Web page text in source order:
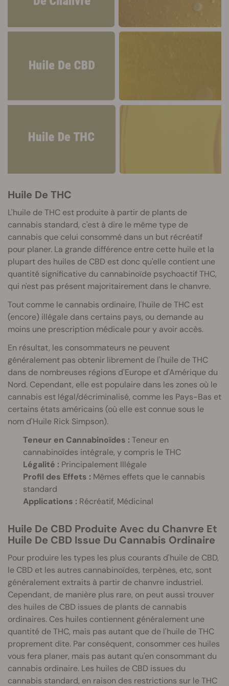
Huile De THC
L'huile de THC est produite à partir de plants de
cannabis standard, c'est à dire le même type de
cannabis que celui consommé dans un but récréatif
pour planer. La grande différence entre cette huile et la
plupart des huiles de CBD est donc qu'elle contient une
quantité significative du cannabinoïde psychoactif THC,
qui n'est pas présent majoritairement dans le chanvre.
Tout comme le cannabis ordinaire, l'huile de THC est
(encore) illégale dans certains pays, ou demande au
moins une prescription médicale pour y avoir accès.
En résultat, les consommateurs ne peuvent
généralement pas obtenir librement de l'huile de THC
dans de nombreuses régions d'Europe et d'Amérique du
Nord. Cependant, elle est populaire dans les zones où le
cannabis est légal/décriminalisé, comme les Pays-Bas et
certains états américains (où elle est connue sous le
nom d'Huile Rick Simpson).
Teneur en Cannabinoïdes : Teneur en
cannabinoïdes intégrale, y compris le THC
Légalité : Principalement Illégale
Profil des Effets : Mêmes effets que le cannabis
standard
Applications : Récréatif, Médicinal
Huile De CBD Produite Avec du Chanvre Et
Huile De CBD Issue Du Cannabis Ordinaire
Pour produire les types les plus courants d'huile de CBD,
le CBD et les autres cannabinoïdes, terpènes, etc, sont
généralement extraits à partir de chanvre industriel.
Cependant, de manière plus rare, on peut aussi trouver
des huiles de CBD issues de plants de cannabis
ordinaires. Ces huiles contiennent généralement une
quantité de THC, mais pas autant que de l'huile de THC
proprement dite. Par conséquent, consommer ces huiles
vous fera planer, mais pas autant qu'en consommant du
cannabis ordinaire. Les huiles de CBD issues du
cannabis standard, en raison des restrictions sur le THC